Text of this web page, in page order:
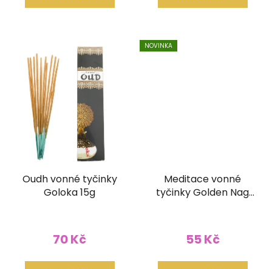
Oudh vonné tyčinky
Goloka 15g
70 Kč
NOVINKA
Meditace vonné
tyčinky Golden Nag
55 Kč